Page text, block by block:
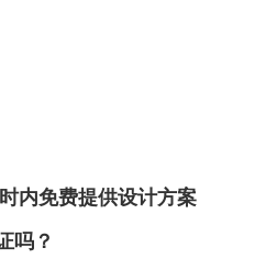
内免费提供设计方案
吗？